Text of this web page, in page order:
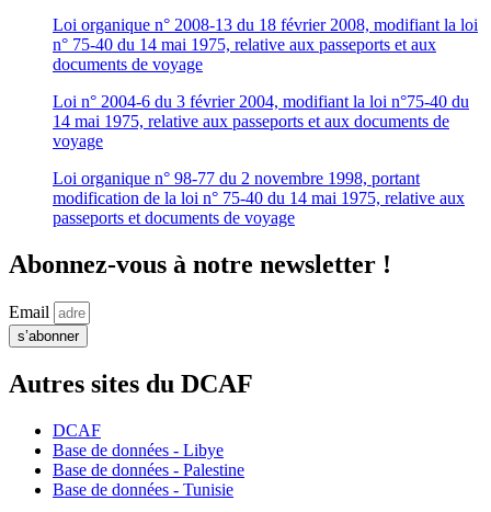
Loi organique n° 2008-13 du 18 février 2008, modifiant la loi
n° 75-40 du 14 mai 1975, relative aux passeports et aux
documents de voyage
Loi n° 2004-6 du 3 février 2004, modifiant la loi n°75-40 du
14 mai 1975, relative aux passeports et aux documents de
voyage
Loi organique n° 98-77 du 2 novembre 1998, portant
modification de la loi n° 75-40 du 14 mai 1975, relative aux
passeports et documents de voyage
Abonnez-vous à notre newsletter !
Email
s’abonner
Autres sites du DCAF
DCAF
Base de données - Libye
Base de données - Palestine
Base de données - Tunisie